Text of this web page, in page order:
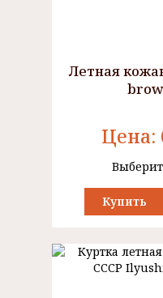
Летная
Цена:
Купить